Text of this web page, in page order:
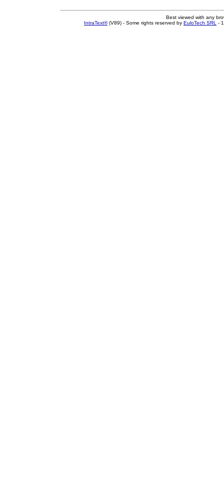
Best viewed with any
IntraText®(V89) - Some rights reserved by EuloTech SRL -